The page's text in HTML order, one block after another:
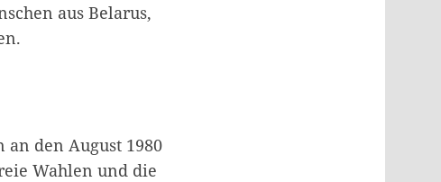
aus Belarus,
den August 1980
Wahlen und die